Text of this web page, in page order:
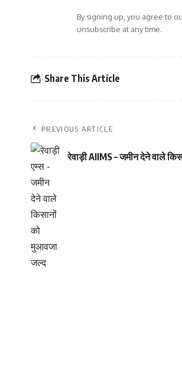
By signing up, you agree to
unsubscribe at any time.
Share This Article
PREVIOUS ARTICLE
रेवाड़ी AIIMS – जमीन देने वाले